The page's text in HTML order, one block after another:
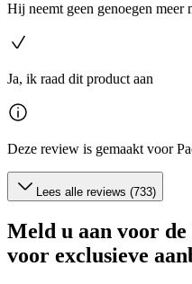
Hij neemt geen genoegen meer
Ja, ik raad dit product aan
Deze review is gemaakt voor
Lees alle reviews (733)
Meld u aan voor
voor exclusieve